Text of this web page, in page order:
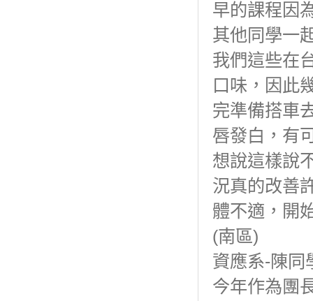
早的課程因
其他同學一
我們這些在
口味，因此
完準備搭車
唇發白，有
想說這樣說
況真的改善
體不適，開
(南區)
資應系-陳同
今年作為團